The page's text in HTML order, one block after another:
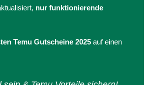
nur funktionierende
Temu Gutscheine 2025 auf einen